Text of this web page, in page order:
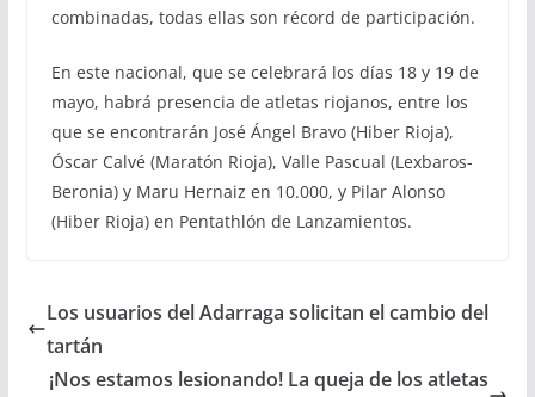
combinadas, todas ellas son récord de participación.
En este nacional, que se celebrará los días 18 y 19 de
mayo, habrá presencia de atletas riojanos, entre los
que se encontrarán José Ángel Bravo (Hiber Rioja),
Óscar Calvé (Maratón Rioja), Valle Pascual (Lexbaros-
Beronia) y Maru Hernaiz en 10.000, y Pilar Alonso
(Hiber Rioja) en Pentathlón de Lanzamientos.
Los usuarios del Adarraga solicitan el cambio del
tartán
¡Nos estamos lesionando! La queja de los atletas